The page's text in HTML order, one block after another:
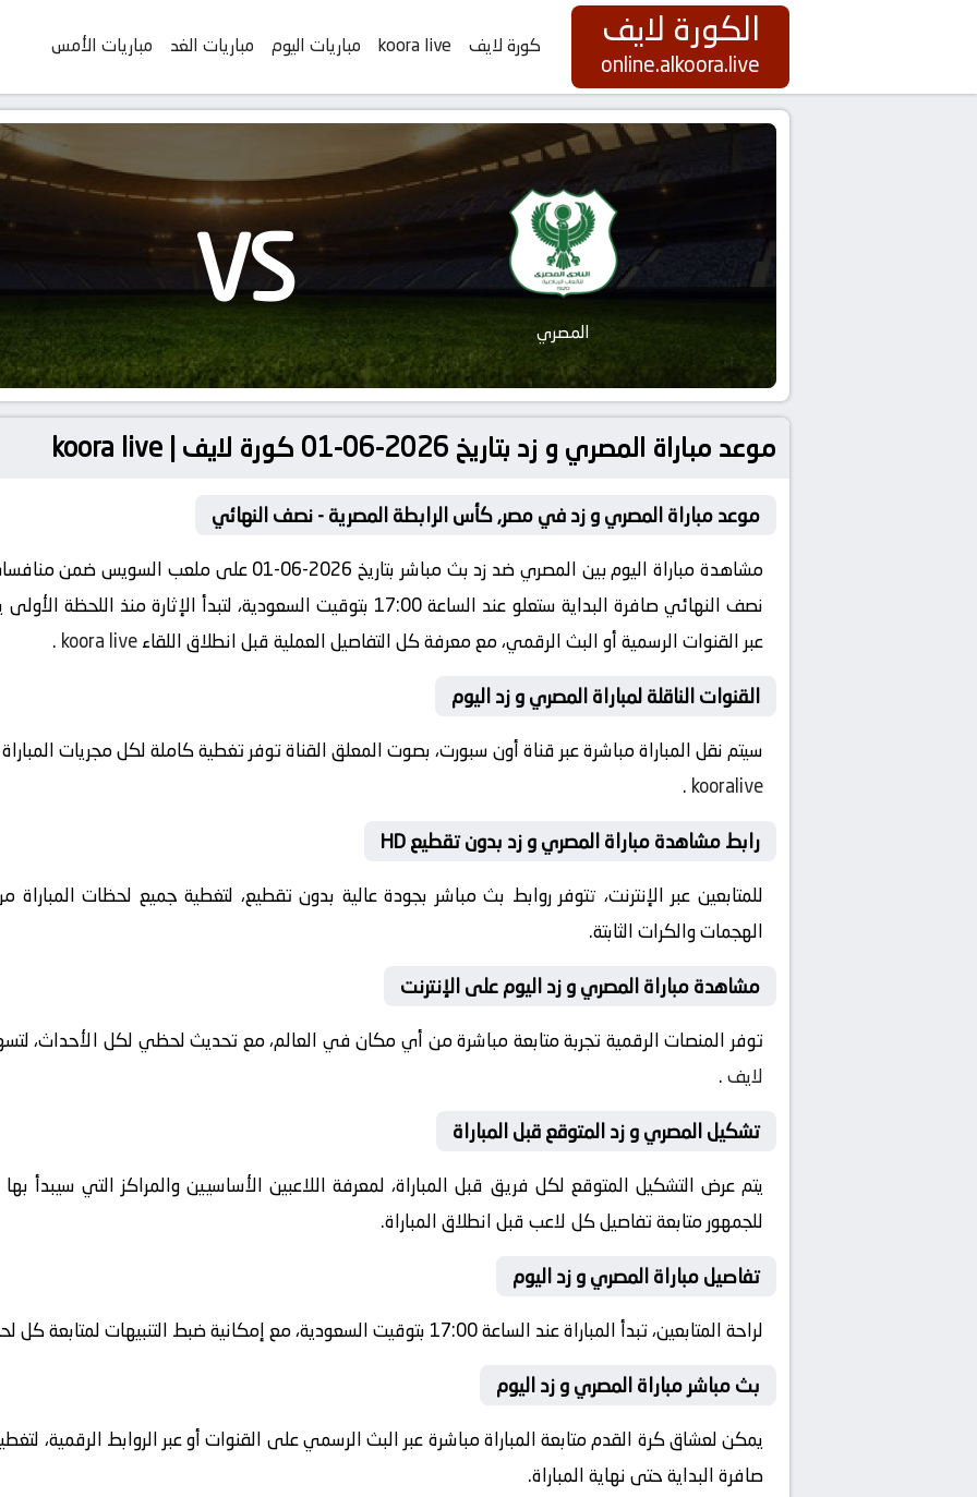
الكورة لايف
online.alkoora.live
كورة لايف koora live مباريات اليوم مباريات الغد مباريات الأمس
المصري VS
موعد مباراة المصري و زد بتاريخ 2026-06-01 كورة لايف | koora live
موعد مباراة المصري و زد في مصر, كأس الرابطة المصرية - نصف النهائي
مشاهدة مباراة اليوم بين المصري ضد زد بث مباشر بتاريخ
نصف النهائي صافرة البداية ستعلو عند الساعة 17:00 بتوقيت السعودية، لتبدأ
عبر القنوات الرسمية أو البث الرقمي، مع معرفة كل التفاصيل العملية قبل انطلاق اللقاءkoora live
.
القنوات الناقلة لمباراة المصري و زد اليوم
سيتم نقل المباراة مباشرة عبر قناة أون سبورت، بصوت المعلق القناة توفر تغطية كاملة لكل مجريات
kooralive
.
رابط مشاهدة مباراة المصري و زد بدون تقطيع HD
للمتابعين عبر الإنترنت، تتوفر روابط بث مباشر بجودة عالية بدون تقطيع، لتغطية جميع لحظات
الهجمات والكرات الثابتة.
مشاهدة مباراة المصري و زد اليوم على الإنترنت
توفر المنصات الرقمية تجربة متابعة مباشرة من أي مكان في العالم، مع تحديث لحظي لكل الأحداث،
لايف.
تشكيل المصري و زد المتوقع قبل المباراة
يتم عرض التشكيل المتوقع لكل فريق قبل المباراة، لمعرفة اللاعبين الأساسيين والمراكز التي سيبدأ
للجمهور متابعة تفاصيل كل لاعب قبل انطلاق المباراة.
تفاصيل مباراة المصري و زد اليوم
لراحة المتابعين، تبدأ المباراة عند الساعة 17:00 بتوقيت السعودية، مع إمكانية ضبط التنبيهات لمتابعة كل لحظة من المباراة مباشرة.
بث مباشر مباراة المصري و زد اليوم
يمكن لعشاق كرة القدم متابعة المباراة مباشرة عبر البث الرسمي على القنوات أو عبر الروابط الرقمية،
صافرة البداية حتى نهاية المباراة.